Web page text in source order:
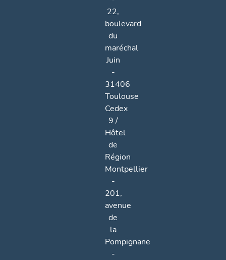
22,
boulevard
du
maréchal
Juin
-
31406
Toulouse
Cedex
9 /
Hôtel
de
Région
Montpellier
-
201,
avenue
de
la
Pompignane
-